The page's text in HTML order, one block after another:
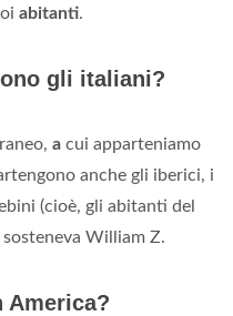
abitanti.
gli italiani?
a cui apparteniamo
anche gli iberici, i
(cioè, gli abitanti del
William Z.
America?